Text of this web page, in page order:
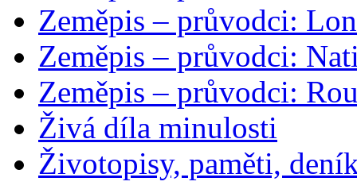
Zeměpis – průvodci:
Zeměpis – průvodci:
Zeměpis – průvodci:
Živá díla minulosti
Životopisy, paměti,